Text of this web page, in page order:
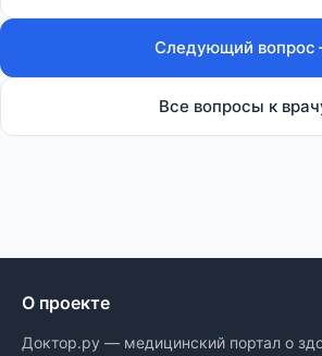
Следующий вопрос
Все вопросы к
О проекте
Доктор.ру — медицинский портал о